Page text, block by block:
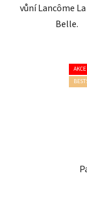
vůní Lancôme
Belle.
AKCE